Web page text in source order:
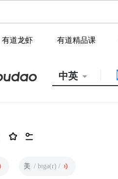
有道龙虾 有道精品课
中英
美 / bɪgə(r) /